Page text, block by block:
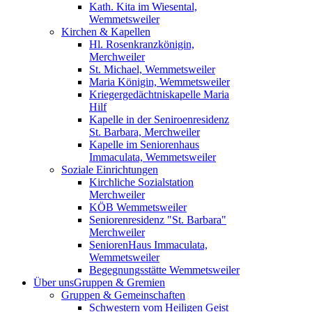
Kath. Kita im Wiesental,
Wemmetsweiler
Kirchen & Kapellen
Hl. Rosenkranzkönigin,
Merchweiler
St. Michael, Wemmetsweiler
Maria Königin, Wemmetsweiler
Kriegergedächtniskapelle Maria
Hilf
Kapelle in der Seniroenresidenz
St. Barbara, Merchweiler
Kapelle im Seniorenhaus
Immaculata, Wemmetsweiler
Soziale Einrichtungen
Kirchliche Sozialstation
Merchweiler
KÖB Wemmetsweiler
Seniorenresidenz "St. Barbara"
Merchweiler
SeniorenHaus Immaculata,
Wemmetsweiler
Begegnungsstätte Wemmetsweiler
Über unsGruppen & Gremien
Gruppen & Gemeinschaften
Schwestern vom Heiligen Geist